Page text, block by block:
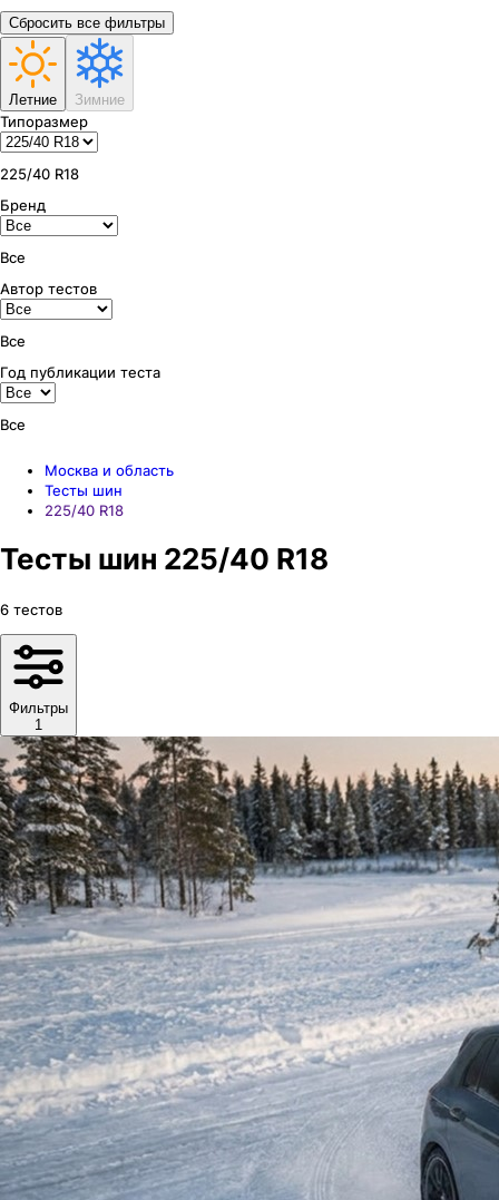
Сбросить все фильтры
Летние Зимние
Типоразмер
225/40 R18
Бренд
Все
Автор тестов
Все
Год публикации теста
Все
Москва и область
Тесты шин
225/40 R18
Тесты шин 225/40 R18
6 тестов
Фильтры
1